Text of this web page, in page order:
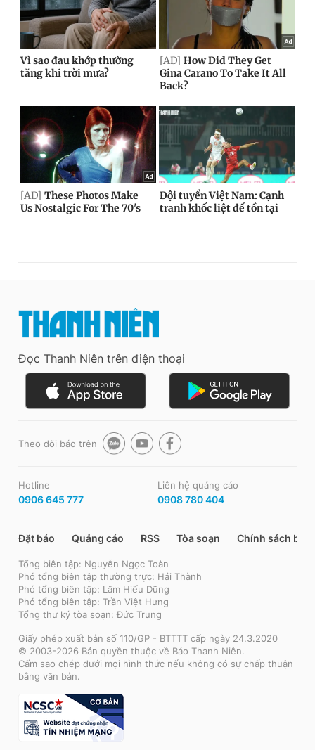
Đọc Thanh Niên trên điện thoại
Theo dõi báo trên
Hotline
0906 645 777
Liên hệ quảng cáo
0908 780 404
Đặt báo Quảng cáo RSS Tòa soạn Chính sách bảo
Tổng biên tập: Nguyễn Ngọc Toàn
Phó tổng biên tập thường trực: Hải Thành
Phó tổng biên tập: Lâm Hiếu Dũng
Phó tổng biên tập: Trần Việt Hưng
Tổng thư ký tòa soạn: Đức Trung
Giấy phép xuất bản số 110/GP - BTTTT cấp ngày 24.3.2020
© 2003-2026 Bản quyền thuộc về Báo Thanh Niên.
Cấm sao chép dưới mọi hình thức nếu không có sự chấp thuận
bằng văn bản.